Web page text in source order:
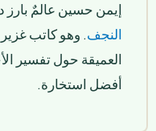
إيمن حسين عالمٌ بارز
النجف. وهو كاتب غزير
العميقة حول تفسير
أفضل استخارة.